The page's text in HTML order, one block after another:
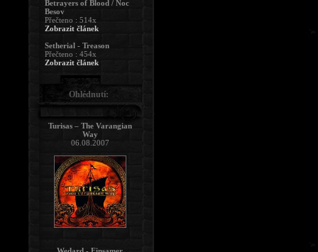
Betrayers of Blood / Noc
Besov
Přečteno : 514x
Zobrazit článek
Setherial - Treason
Přečteno : 454x
Zobrazit článek
Ohlédnutí:
Turisas – The Varangian
Way
06.08.2007